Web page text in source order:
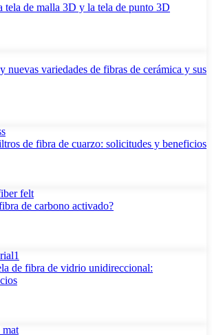
tela de malla 3D y la tela de punto 3D
nuevas variedades de fibras de cerámica y sus
de fibra de cuarzo: solicitudes y beneficios
de carbono activado?
de fibra de vidrio unidireccional: